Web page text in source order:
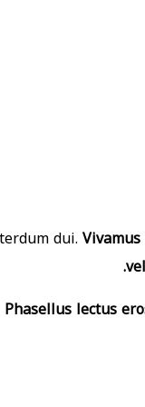
dui.
Phasellus lectus